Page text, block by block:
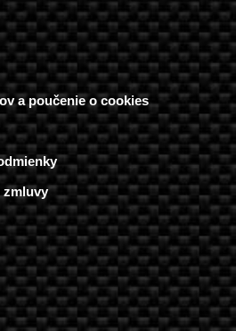
a poučenie o cookies
zmluvy